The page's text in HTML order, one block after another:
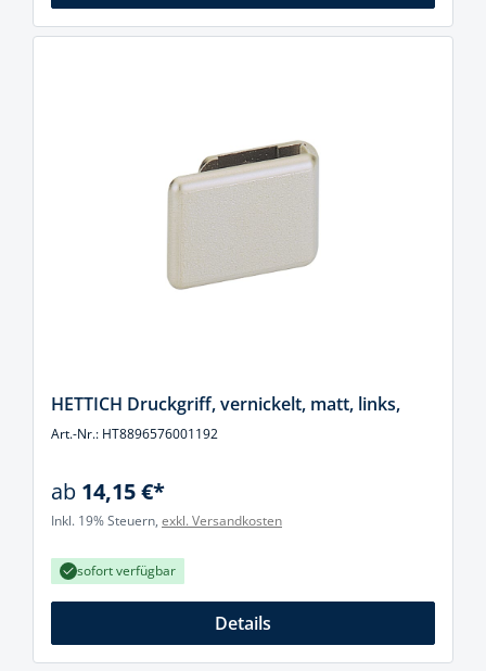
HETTICH Druckgriff, vernickelt, matt, links,
Art.-Nr.: HT8896576001192
ab 14,15 €*
Inkl. 19% Steuern, exkl. Versandkosten
sofort verfügbar
Details